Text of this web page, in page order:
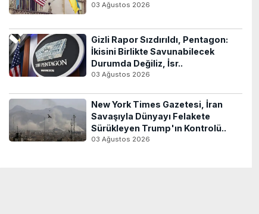
03 Ağustos 2026
Gizli Rapor Sızdırıldı, Pentagon:
İkisini Birlikte Savunabilecek
Durumda Değiliz, İsr..
03 Ağustos 2026
New York Times Gazetesi, İran
Savaşıyla Dünyayı Felakete
Sürükleyen Trump'ın Kontrolü..
03 Ağustos 2026